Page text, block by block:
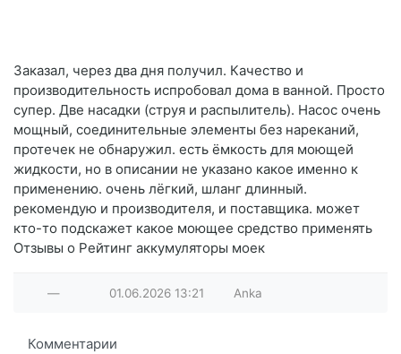
Заказал, через два дня получил. Качество и
производительность испробовал дома в ванной. Просто
супер. Две насадки (струя и распылитель). Насос очень
мощный, соединительные элементы без нареканий,
протечек не обнаружил. есть ёмкость для моющей
жидкости, но в описании не указано какое именно к
применению. очень лёгкий, шланг длинный.
рекомендую и производителя, и поставщика. может
кто-то подскажет какое моющее средство применять
Отзывы о Рейтинг аккумуляторы моек
— 01.06.2026 13:21 Anka
Комментарии